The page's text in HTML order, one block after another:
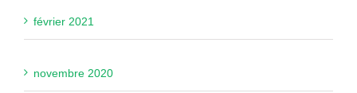
février 2021
novembre 2020